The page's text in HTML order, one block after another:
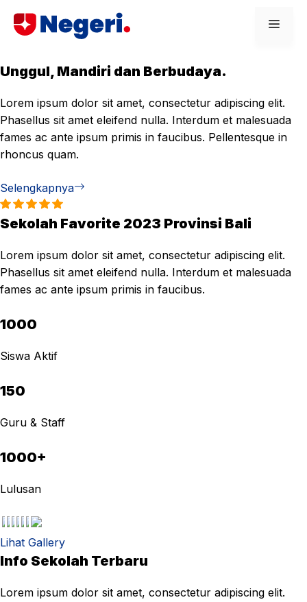
Unggul, Mandiri dan Berbudaya.
Lorem ipsum dolor sit amet, consectetur adipiscing elit.
Phasellus sit amet eleifend nulla. Interdum et malesuada
fames ac ante ipsum primis in faucibus. Pellentesque in
rhoncus quam.
Selengkapnya
Sekolah Favorite 2023 Provinsi Bali
Lorem ipsum dolor sit amet, consectetur adipiscing elit.
Phasellus sit amet eleifend nulla. Interdum et malesuada
fames ac ante ipsum primis in faucibus.
1000
Siswa Aktif
150
Guru & Staff
1000+
Lulusan
Lihat Gallery
Info Sekolah Terbaru
Lorem ipsum dolor sit amet, consectetur adipiscing elit.